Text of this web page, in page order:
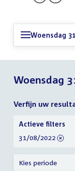
Woensdag
Woensdag
Verfijn uw
Verfijn
uw
resultaten
Actieve filters
verwijder
31/08/2022
Kies periode